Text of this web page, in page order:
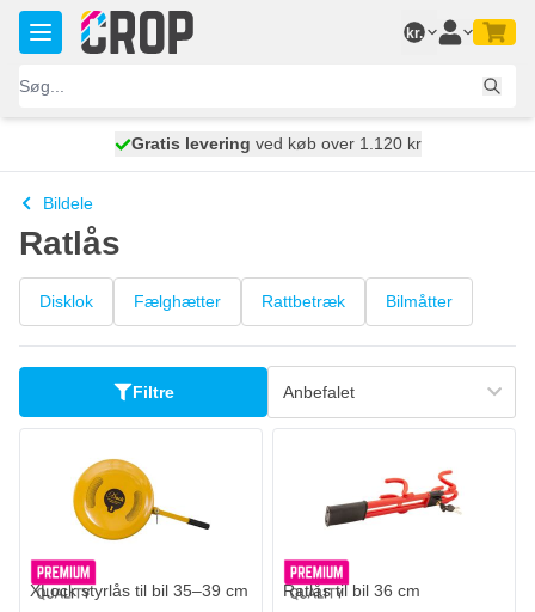
Skip to Content
kr.
vi sender i dag
Gratis levering ved køb over 1.120 kr
100 dage
Bildele
Ratlås
Disklok Fælghætter Rattbetræk Bilmåtter
Filtre
XLock styrlås til bil 35–39 cm Ratlås til bil 36 cm